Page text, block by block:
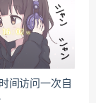
间访问一次自